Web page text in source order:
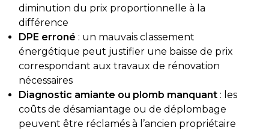
diminution du prix proportionnelle à la
différence
DPE erroné : un mauvais classement
énergétique peut justifier une baisse de prix
correspondant aux travaux de rénovation
nécessaires
Diagnostic amiante ou plomb manquant: les
coûts de désamiantage ou de déplombage
peuvent être réclamés à l’ancien propriétaire